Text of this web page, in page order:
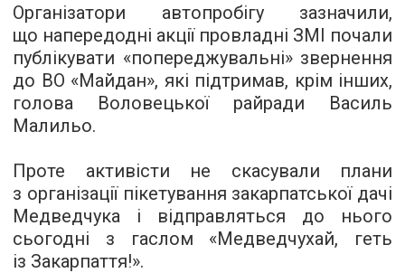
Організатори автопробігу зазначили,
що напередодні акції провладні ЗМІ почали
публікувати «попереджувальні» звернення
до ВО «Майдан», які підтримав, крім інших,
голова Воловецької райради Василь
Малильо.
Проте активісти не скасували плани
з організації пікетування закарпатської дачі
Медведчука і відправляться до нього
сьогодні з гаслом «Медведчухай, геть
із Закарпаття!».